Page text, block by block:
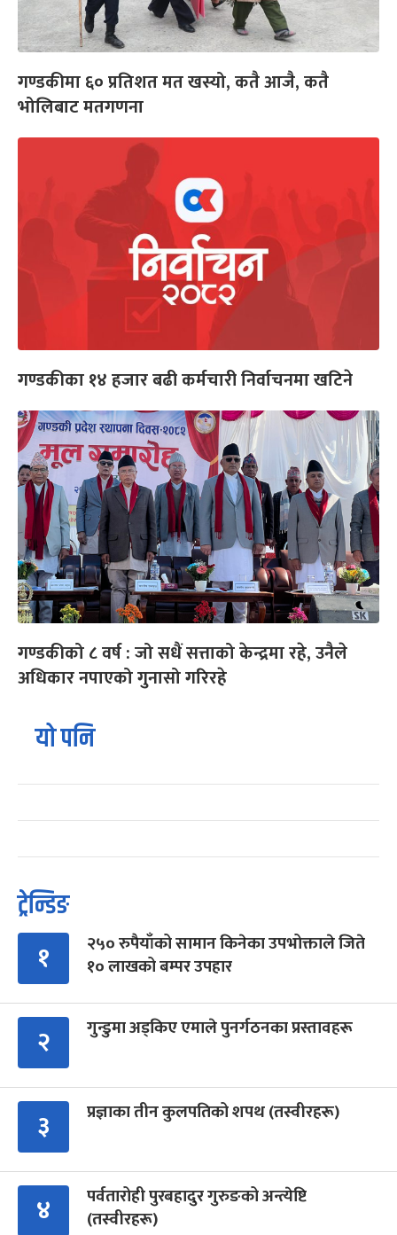
गण्डकीमा ६० प्रतिशत मत खस्यो, कतै आजै, कतै
भोलिबाट मतगणना
गण्डकीका १४ हजार बढी कर्मचारी निर्वाचनमा खटिने
गण्डकीको ८ वर्ष : जो सधैं सत्ताको केन्द्रमा रहे, उनैले
अधिकार नपाएको गुनासो गरिरहे
यो पनि
ट्रेन्डिङ
१
२५० रुपैयाँको सामान किनेका उपभोक्ताले जिते
१० लाखको बम्पर उपहार
२ गुन्डुमा अड्किए एमाले पुनर्गठनका प्रस्तावहरू
३ प्रज्ञाका तीन कुलपतिको शपथ (तस्वीरहरू)
४
पर्वतारोही पुरबहादुर गुरुङको अन्त्येष्टि
(तस्वीरहरू)